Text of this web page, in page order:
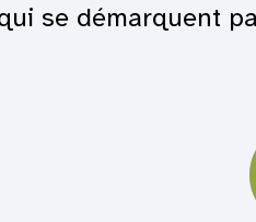
se démarquent